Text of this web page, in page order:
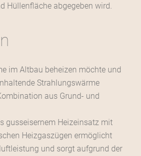
Hüllenfläche abgegeben wird.
im Altbau beheizen möchte und
Strahlungswärme
aus Grund- und
gusseisernem Heizeinsatz mit
Heizgaszügen ermöglicht
und sorgt aufgrund der